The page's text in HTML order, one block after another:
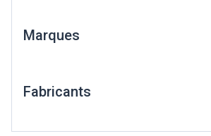
Marques
Fabricants